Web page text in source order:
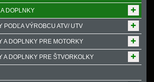
DOPLNKY
PODĽA VÝROBCU ATV/ UTV
A DOPLNKY PRE MOTORKY
A DOPLNKY PRE ŠTVORKOLKY